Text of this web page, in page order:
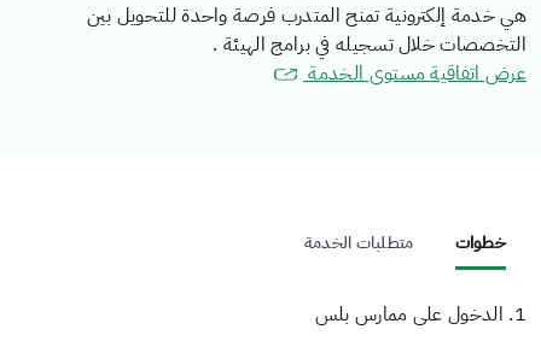
هي خدمة إلكترونية تمنح المتدرب فرصة واحدة للتحويل بين
التخصصات خلال تسجيله في برامج الهيئة .
عرض اتفاقية مستوى الخدمة
خطوات متطلبات الخدمة
1. الدخول على ممارس بلس